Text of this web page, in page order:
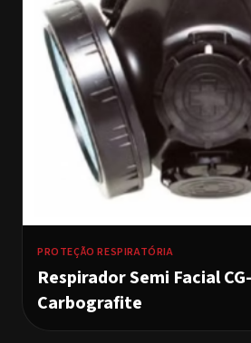
PROTEÇÃO RESPIRATÓRIA
Respirador Semi Facial
Carbografite